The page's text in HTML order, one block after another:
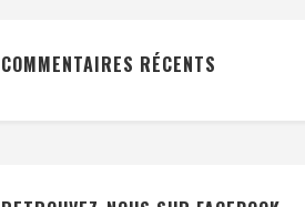
COMMENTAIRES RÉCENTS